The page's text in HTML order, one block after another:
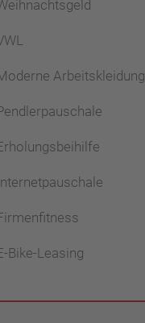
Arbeitskleidung
Bike-Leasing